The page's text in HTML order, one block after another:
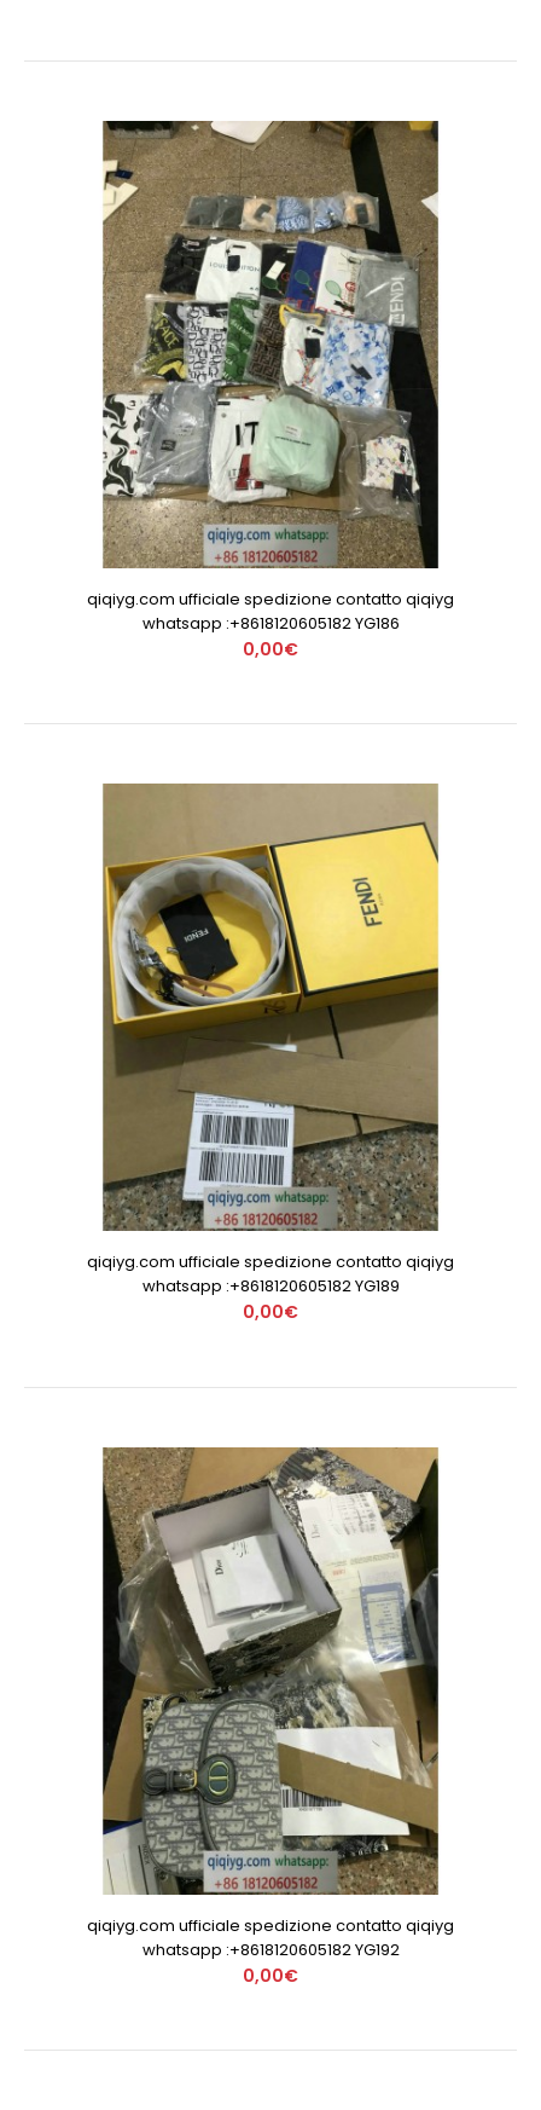
qiqiyg.com ufficiale spedizione contatto qiqiyg
whatsapp :+8618120605182 YG186
0,00€
qiqiyg.com ufficiale spedizione contatto qiqiyg
whatsapp :+8618120605182 YG189
0,00€
qiqiyg.com ufficiale spedizione contatto qiqiyg
whatsapp :+8618120605182 YG192
0,00€